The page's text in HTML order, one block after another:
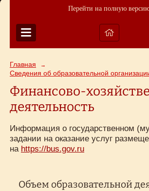
Перейти на полную
Главная →
Сведения об образовательной
Финансово-
деятельность
Информация о государственном
задании на оказание услуг
на https://bus.gov.ru
Объем образовательной